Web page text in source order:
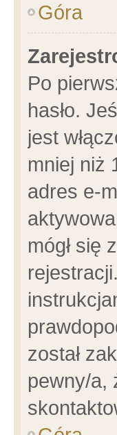
Góra
Po
hasło.
jest
mniej niż
adres e-
mógł się
został
pewny/a,